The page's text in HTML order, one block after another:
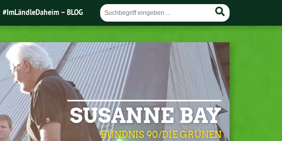
#ImLändleDaheim – BLOG
SUSANNE BAY
BÜNDNIS 90/DIE GRÜNEN